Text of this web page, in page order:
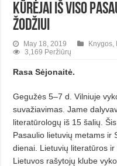
Kūrėjai iš viso
žodžiui
May 18, 2019 Knygos
3,169 Peržiūrų
Rasa Sėjonaitė.
Gegužės 5–7 d. Vilniuje
suvažiavimas. Jame
literatūrologų iš 15 šalių.
Pasaulio lietuvių metams ir
dienai. Lietuvių literatūros
Lietuvos rašytojų klube